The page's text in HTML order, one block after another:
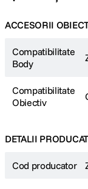
ACCESORII
Compatibilitate
Body
Compatibilitate
Obiectiv
DETALII
Cod producator